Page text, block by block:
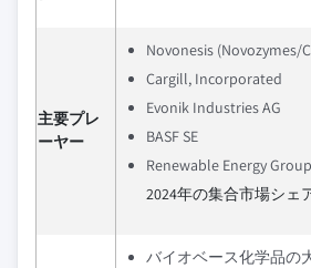
主要プレ
ーヤー
Novonesis (Novozymes/
Cargill, Incorporated
Evonik Industries AG
BASF SE
Renewable Energy
2024年の集合市場シェ
バイオベース化学品の